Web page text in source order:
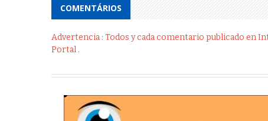
COMENTÁRIOS
Advertencia : Todos y cada comentario publicado en
Portal .